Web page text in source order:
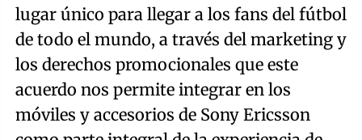
lugar único para llegar a los fans del fútbol
de todo el mundo, a través del marketing y
los derechos promocionales que este
acuerdo nos permite integrar en los
móviles y accesorios de Sony Ericsson